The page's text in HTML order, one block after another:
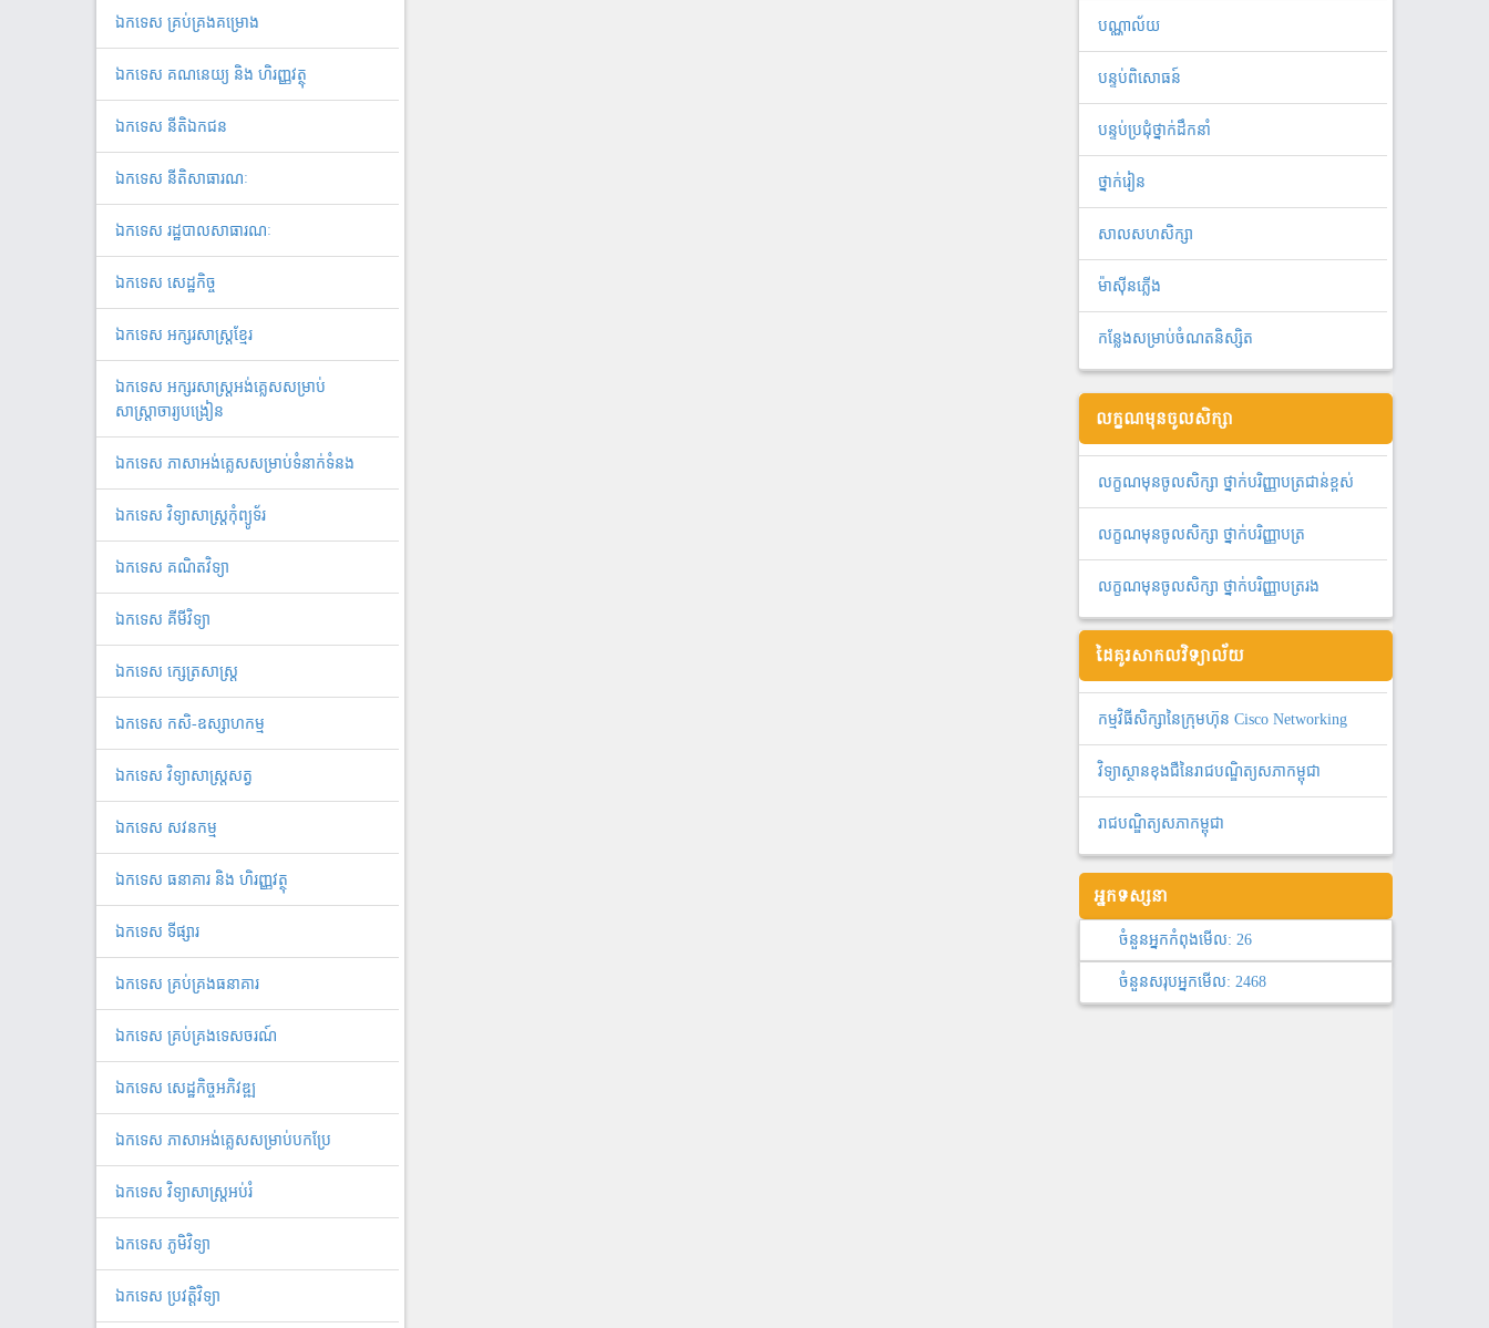
ឯកទេស គ្រប់គ្រងគម្រោង
ឯកទេស គណនេយ្យ និង ហិរញ្ញវត្ថុ
ឯកទេស នីតិឯកជន
ឯកទេស នីតិសាធារណៈ
ឯកទេស រដ្ឋបាលសាធារណៈ
ឯកទេស សេដ្ឋកិច្ច
ឯកទេស អក្សរសាស្ត្រខ្មែរ
ឯ​ក​ទេស​ ​អក្សរសាស្ត្រអង់គ្លេសសម្រាប់
សាស្ត្រាចារ្យបង្រៀន
ឯកទេស ភាសាអង់គ្លេសសម្រាប់ទំនាក់ទំនង
ឯកទេស វិទ្យាសាស្រ្តកុំព្យូទ័រ
ឯកទេស គណិតវិទ្យា
ឯកទេស គីមីវិទ្យា
ឯកទេស ក្សេត្រសាស្ត្រ
ឯកទេស កសិ-ឧស្សាហកម្ម
ឯកទេស វិទ្យាសាស្ត្រសត្វ
ឯកទេស សវនកម្ម
ឯកទេស ធនាគារ និង ហិរញ្ញវត្ថុ
ឯកទេស ទីផ្សារ
ឯកទេស គ្រប់គ្រងធនាគារ
ឯកទេស គ្រប់គ្រងទេសចរណ៍
ឯកទេស សេដ្ឋកិច្ចអភិវឌ្ឍ
ឯកទេស ភាសាអង់គ្លេសសម្រាប់បកប្រែ
ឯកទេស វិទ្យាសាស្ត្រអប់រំ
ឯកទេស ភូមិវិទ្យា
ឯកទេស ប្រវត្តិវិទ្យា
បណ្ណាល័យ
បន្ទប់ពិសោធន៍
បន្ទប់ប្រជុំថ្នាក់ដឹកនាំ
ថ្នាក់រៀន
សាលសហសិក្សា
ម៉ាស៊ីនភ្លើង
កន្លែងសម្រាប់ចំណតនិស្សិត
លក្ខណមុនចូលសិក្សា
លក្ខណមុនចូលសិក្សា ថ្នាក់បរិញ្ញាបត្រជាន់ខ្ពស់
លក្ខណមុនចូលសិក្សា ថ្នាក់បរិញ្ញាបត្រ
លក្ខណមុនចូលសិក្សា ថ្នាក់បរិញ្ញាបត្ររង
ដៃគូរសាកលវិទ្យាល័យ
កម្មវិធីសិក្សានៃក្រុមហ៊ុន Cisco Networking
វិទ្យាស្ថានខុងជឺនៃរាជបណ្ឌិត្យសភាកម្ពុជា
រាជបណ្ឌិត្យសភាកម្ពុជា
អ្នកទស្សនា
ចំនួនអ្នកកំពុងមើល:26
ចំនួនសរុបអ្នកមើល:2468